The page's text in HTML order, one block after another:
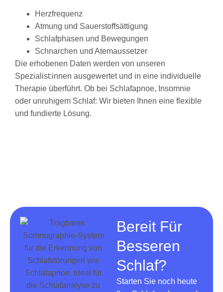
Herzfrequenz
Atmung und Sauerstoffsättigung
Schlafphasen und Bewegungen
Schnarchen und Atemaussetzer
Die erhobenen Daten werden von unseren
Spezialist:innen ausgewertet und in eine individuelle
Therapie überführt. Ob bei Schlafapnoe, Insomnie
oder unruhigem Schlaf: Wir bieten Ihnen eine flexible
und fundierte Lösung.
Bereit Für
Besseren
Schlaf?
Starten Sie noch heute